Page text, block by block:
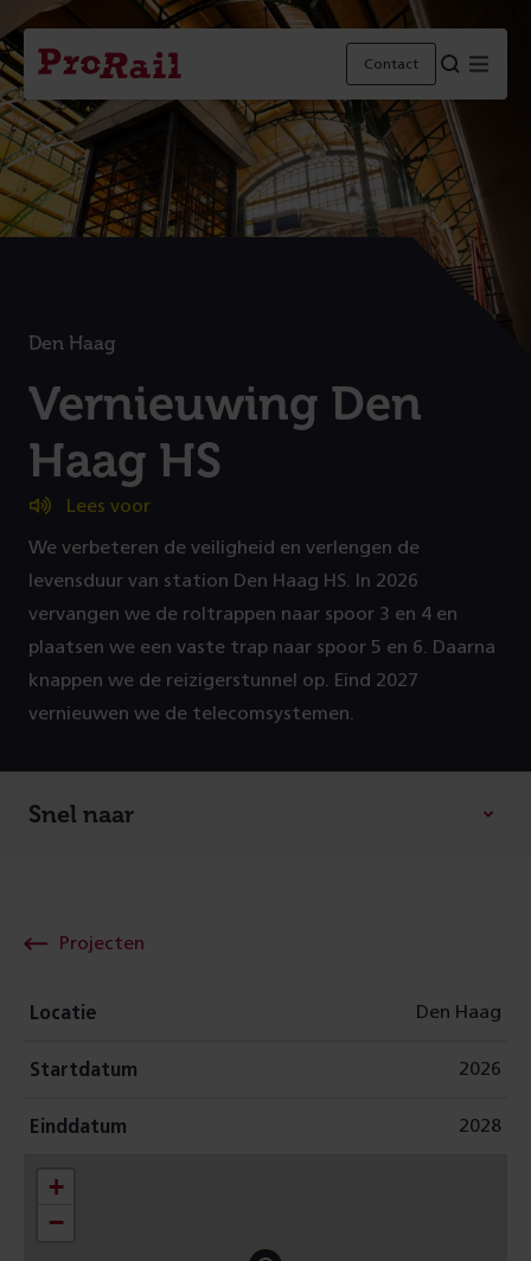
Navigatie
Homepage
ProRail
Contact
Den Haag
:
Vernieuwing Den
Haag HS
Lees voor
We verbeteren de veiligheid en verlengen de
levensduur van station Den Haag HS. In 2026
vervangen we de roltrappen naar spoor 3 en 4 en
plaatsen we een vaste trap naar spoor 5 en 6. Daarna
knappen we de reizigerstunnel op. Eind 2027
vernieuwen we de telecomsystemen.
Snel naar
Projecten
Locatie Den Haag
Startdatum 2026
Einddatum 2028
+
−